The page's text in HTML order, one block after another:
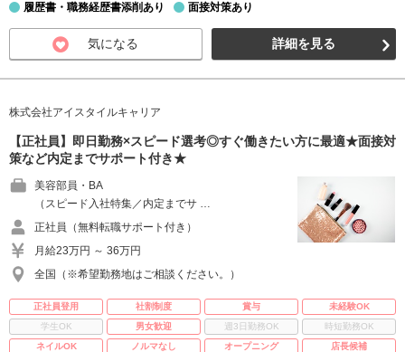
履歴書・職務経歴書添削あり 面接対策あり
気になる 詳細を見る
株式会社アイスタイルキャリア
【正社員】即日勤務×スピード選考◎すぐ働きたい方に最適★面接対
策など内定までサポート付き★
美容部員・BA
（スピード入社特集／内定までサ …
正社員（無料転職サポート付き）
月給23万円 ～ 36万円
全国（※希望勤務地はご相談ください。）
正社員登用 社割制度 賞与
未経験OK
学生OK
男女歓迎 週3日勤務OK
時短勤務OK
ネイルOK
ノルマなし オープニング
店長候補